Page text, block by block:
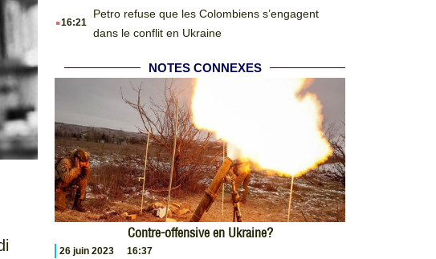
.16:21
Petro refuse que les Colombiens s’engagent
dans le conflit en Ukraine
NOTES CONNEXES
Contre-offensive en Ukraine?
26 juin 2023 16:37